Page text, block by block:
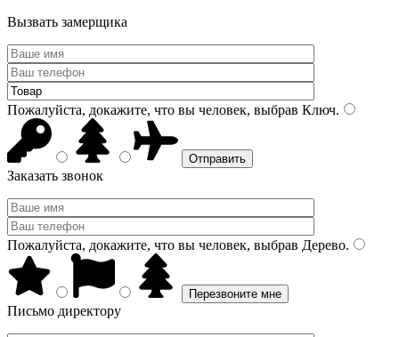
Вызвать замерщика
Пожалуйста, докажите, что вы человек, выбрав Ключ.
Заказать звонок
Пожалуйста, докажите, что вы человек, выбрав Дерево.
Письмо директору